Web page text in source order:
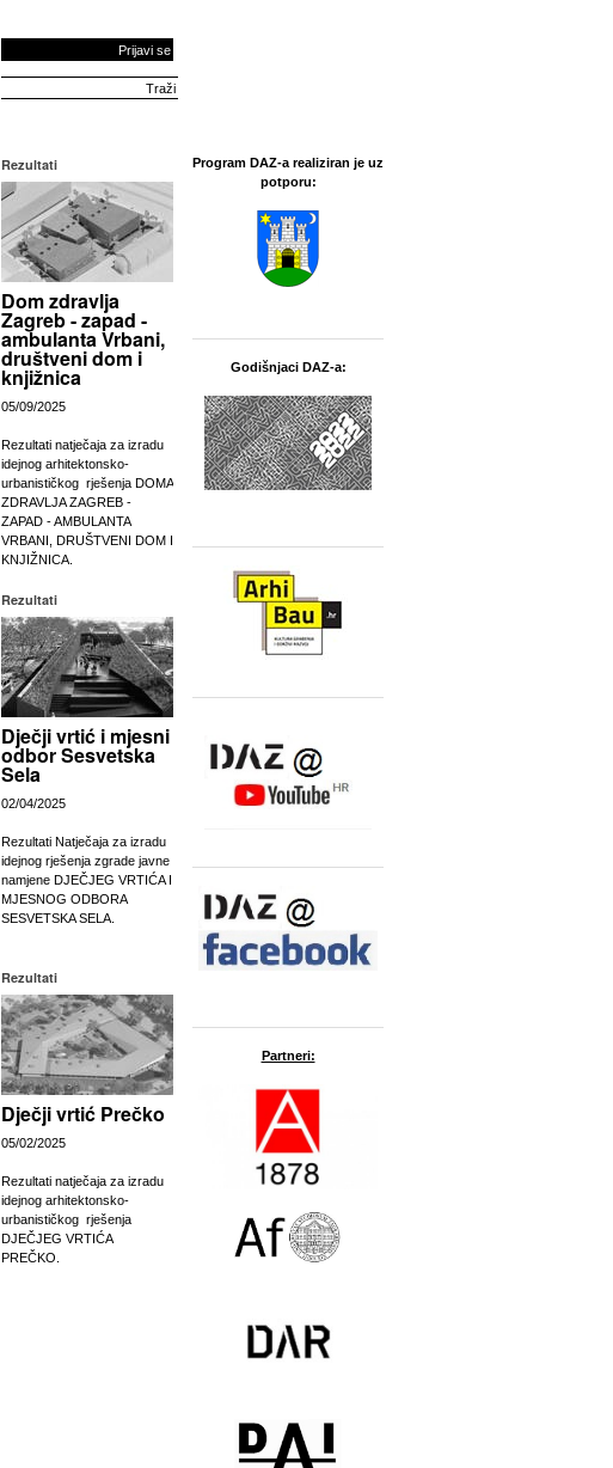
Prijavi se
Rezultati
Dom zdravlja
Zagreb - zapad -
ambulanta Vrbani,
društveni dom i
knjižnica
05/09/2025
Rezultati natječaja za izradu
idejnog arhitektonsko-
urbanističkog rješenja DOMA
ZDRAVLJA ZAGREB -
ZAPAD - AMBULANTA
VRBANI, DRUŠTVENI DOM I
KNJIŽNICA.
Rezultati
Dječji vrtić i mjesni
odbor Sesvetska
Sela
02/04/2025
Rezultati Natječaja za izradu
idejnog rješenja zgrade javne
namjene DJEČJEG VRTIĆA I
MJESNOG ODBORA
SESVETSKA SELA.
Rezultati
Dječji vrtić Prečko
05/02/2025
Rezultati natječaja za izradu
idejnog arhitektonsko-
urbanističkog rješenja
DJEČJEG VRTIĆA
PREČKO.
Program DAZ-a realiziran je uz
potporu:
Godišnjaci DAZ-a:
Partneri: